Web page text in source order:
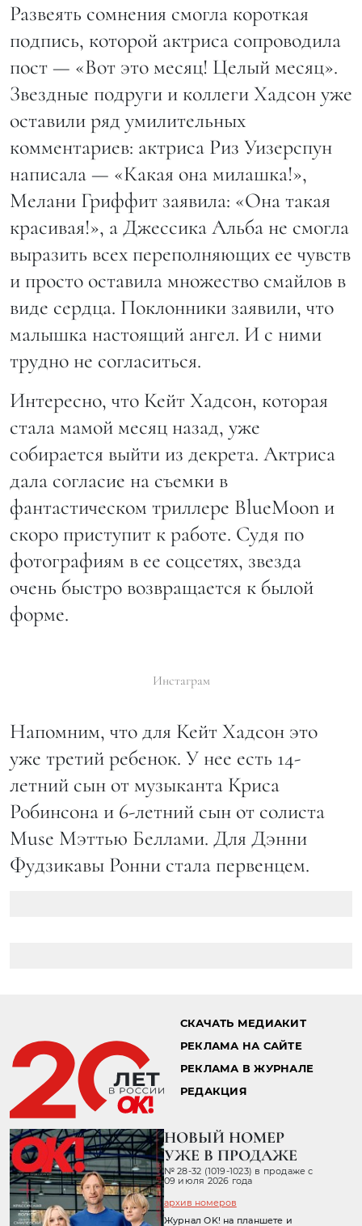
Развеять сомнения смогла короткая
подпись, которой актриса сопроводила
пост — «Вот это месяц! Целый месяц».
Звездные подруги и коллеги Хадсон уже
оставили ряд умилительных
комментариев: актриса Риз Уизерспун
написала — «Какая она милашка!»,
Мелани Гриффит заявила: «Она такая
красивая!», а Джессика Альба не смогла
выразить всех переполняющих ее чувств
и просто оставила множество смайлов в
виде сердца. Поклонники заявили, что
малышка настоящий ангел. И с ними
трудно не согласиться.
Интересно, что Кейт Хадсон, которая
стала мамой месяц назад, уже
собирается выйти из декрета. Актриса
дала согласие на съемки в
фантастическом триллере BlueMoon и
скоро приступит к работе. Судя по
фотографиям в ее соцсетях, звезда
очень быстро возвращается к былой
форме.
Инстаграм
Напомним, что для Кейт Хадсон это
уже третий ребенок. У нее есть 14-
летний сын от музыканта Криса
Робинсона и 6-летний сын от солиста
Muse Мэттью Беллами. Для Дэнни
Фудзикавы Ронни стала первенцем.
СКАЧАТЬ МЕДИАКИТ
РЕКЛАМА НА САЙТЕ
РЕКЛАМА В ЖУРНАЛЕ
РЕДАКЦИЯ
НОВЫЙ НОМЕР
УЖЕ В ПРОДАЖЕ
№ 28-32 (1019-1023) в продаже с
09 июля 2026 года
архив номеров
Журнал OK! на планшете и